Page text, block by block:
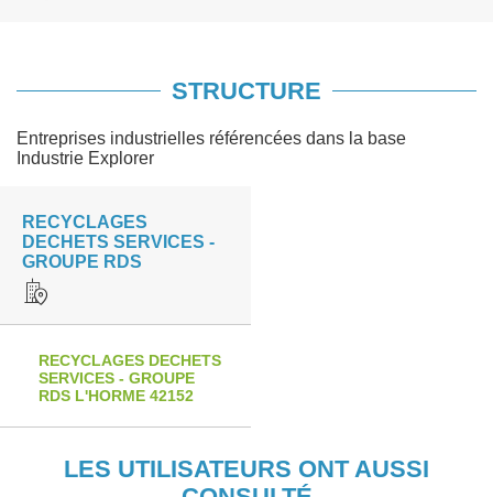
STRUCTURE
Entreprises industrielles référencées dans la base
Industrie Explorer
RECYCLAGES
DECHETS SERVICES -
GROUPE RDS
RECYCLAGES DECHETS
SERVICES - GROUPE
RDS L'HORME 42152
LES UTILISATEURS ONT AUSSI